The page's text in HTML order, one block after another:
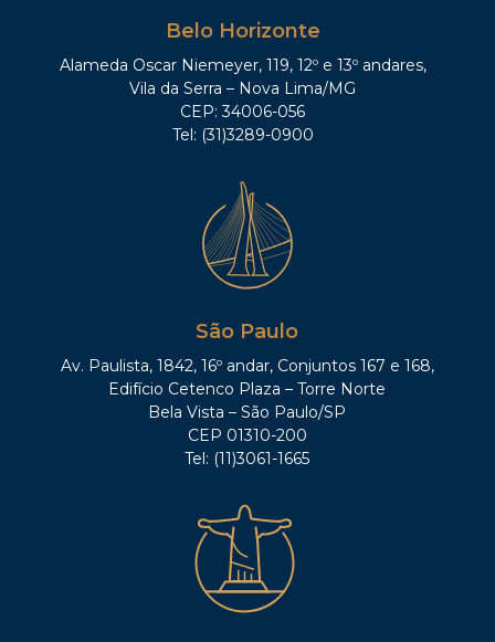
Belo Horizonte
Alameda Oscar Niemeyer, 119, 12º e 13º andares,
Vila da Serra – Nova Lima/MG
CEP: 34006-056
Tel: (31)3289-0900
São Paulo
Av. Paulista, 1842, 16º andar, Conjuntos 167 e 168,
Edifício Cetenco Plaza – Torre Norte
Bela Vista – São Paulo/SP
CEP 01310-200
Tel: (11)3061-1665